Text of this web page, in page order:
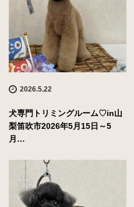
2026.5.22
犬専門トリミングルーム♡in山
梨笛吹市2026年5月15日～5
月…